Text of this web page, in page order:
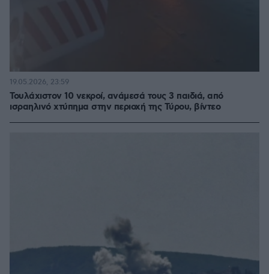
Τουλάχιστον 10 νεκροί, ανάμεσά τους 3 παιδιά, από
ισραηλινό χτύπημα στην περιοχή της Τύρου, βίντεο
19.05.2026, 23:59